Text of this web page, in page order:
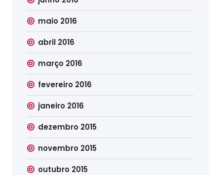
maio 2016
abril 2016
março 2016
fevereiro 2016
janeiro 2016
dezembro 2015
novembro 2015
outubro 2015